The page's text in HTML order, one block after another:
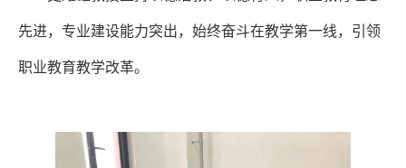
先进，专业建设能力突出，始终奋斗在教学第一线，引领
职业教育教学改革。